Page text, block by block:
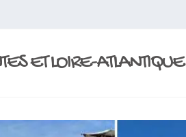
ET LOIRE-ATLANTIQUE